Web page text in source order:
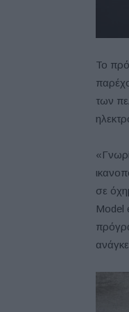
Το
των
σε
Model